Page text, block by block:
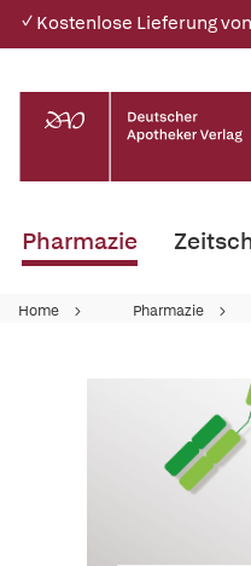
✓ Kostenlose Lieferung
Pharmazie
Home Pharmazie